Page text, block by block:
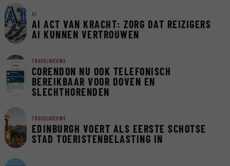
AI
AI ACT VAN KRACHT: ZORG DAT REIZIGERS
AI KUNNEN VERTROUWEN
TRAVELNIEUWS
CORENDON NU OOK TELEFONISCH
BEREIKBAAR VOOR DOVEN EN
SLECHTHORENDEN
TRAVELNIEUWS
EDINBURGH VOERT ALS EERSTE SCHOTSE
STAD TOERISTENBELASTING IN